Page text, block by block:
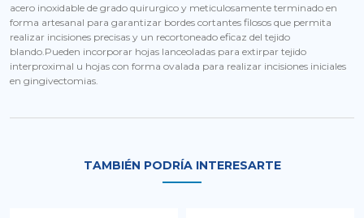
acero inoxidable de grado quirurgico y meticulosamente terminado en
forma artesanal para garantizar bordes cortantes filosos que permita
realizar incisiones precisas y un recortoneado eficaz del tejido
blando.Pueden incorporar hojas lanceoladas para extirpar tejido
interproximal u hojas con forma ovalada para realizar incisiones iniciales
en gingivectomias.
TAMBIÉN PODRÍA INTERESARTE